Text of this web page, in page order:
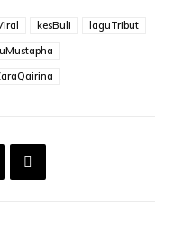
kesBuli
laguTribut